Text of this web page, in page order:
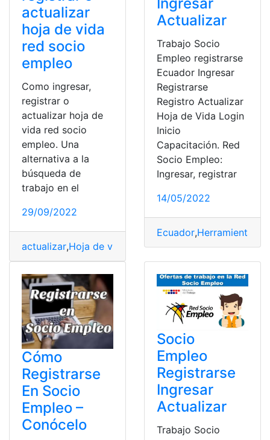
actualizar
hoja de vida
red socio
empleo
Como ingresar,
registrar o
actualizar hoja de
vida red socio
empleo. Una
alternativa a la
búsqueda de
trabajo en el
29/09/2022
actualizar,Hoja de vida Red,registrar,Socio Empleo
Ingresar
Actualizar
Trabajo Socio
Empleo registrarse
Ecuador Ingresar
Registrarse
Registro Actualizar
Hoja de Vida Login
Inicio
Capacitación. Red
Socio Empleo:
Ingresar, registrar
14/05/2022
Ecuador,Herramientas
Cómo
Registrarse
En Socio
Empleo –
Conócelo
Socio
Empleo
Registrarse
Ingresar
Actualizar
Trabajo Socio